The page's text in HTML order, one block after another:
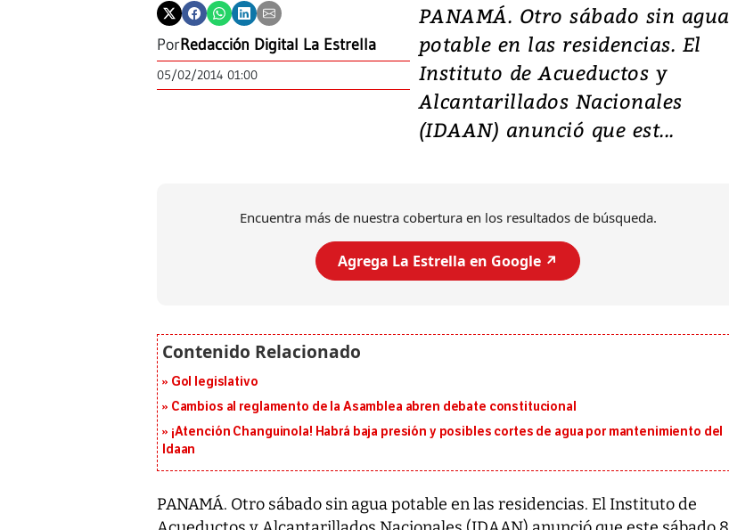
PorRedacción Digital La Estrella
05/02/2014 01:00
PANAMÁ. Otro sábado sin agua
potable en las residencias. El
Instituto de Acueductos y
Alcantarillados Nacionales
(IDAAN) anunció que est...
Encuentra más de nuestra cobertura en los resultados de búsqueda.
Agrega La Estrella en Google ↗️
Gol legislativo
Cambios al reglamento de la Asamblea abren debate constitucional
¡Atención Changuinola! Habrá baja presión y posibles cortes de agua por mantenimiento del
Idaan
PANAMÁ. Otro sábado sin agua potable en las residencias. El Instituto de
Video, Japón: Terremoto
deja heridos y graves
daños en Kumamoto
al sur de Japón, provocando una